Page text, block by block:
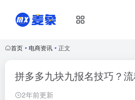
首页 • 电商资讯 • 正文
拼多多九块九报名技巧？
2年前更新